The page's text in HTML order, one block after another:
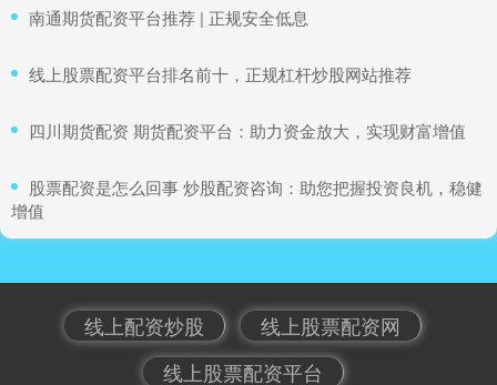
​南通期货配资平台推荐 | 正规安全低息
​线上股票配资平台排名前十，正规杠杆炒股网站推荐
​四川期货配资 期货配资平台：助力资金放大，实现财富增值
​股票配资是怎么回事 炒股配资咨询：助您把握投资良机，稳健
增值
线上配资炒股
线上股票配资网
线上股票配资平台